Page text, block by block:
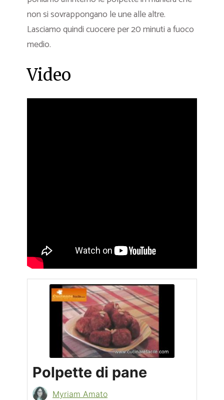
non si sovrappongano le une alle altre.
Lasciamo quindi cuocere per 20 minuti a fuoco
medio.
Video
Polpette di pane
Myriam Amato